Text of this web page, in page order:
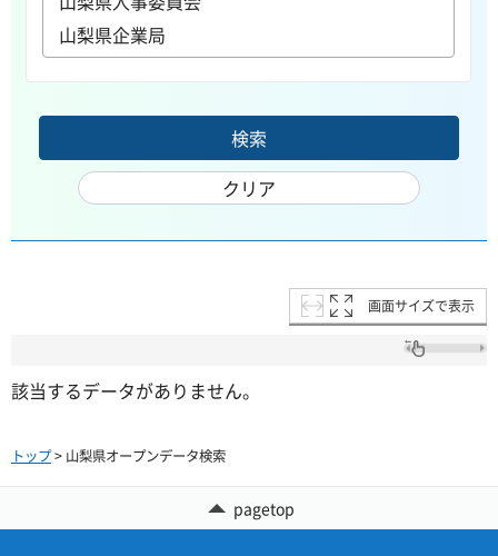
画面サイズで表示
該当するデータがありません。
トップ> 山梨県オープンデータ検索
pagetop